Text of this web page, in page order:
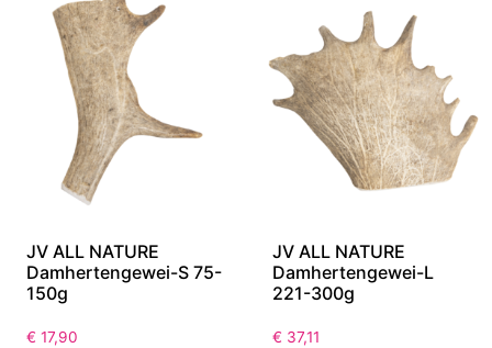
JV ALL NATURE
Damhertengewei-S 75-
150g
€ 17,90
JV ALL NATURE
Damhertengewei-L
221-300g
€ 37,11